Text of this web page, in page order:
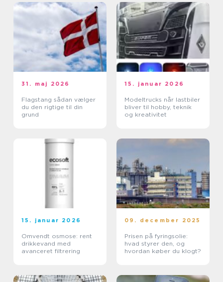
31. maj 2026
Flagstang sådan vælger
du den rigtige til din
grund
15. januar 2026
Modeltrucks når lastbiler
bliver til hobby, teknik
og kreativitet
15. januar 2026
Omvendt osmose: rent
drikkevand med
avanceret filtrering
09. december 2025
Prisen på fyringsolie:
hvad styrer den, og
hvordan køber du klogt?